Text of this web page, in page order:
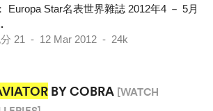
Europa Star名表世界雜誌 2012年4 － 5月
21 - 12 Mar 2012 - 24k
BY COBRA [WATCH